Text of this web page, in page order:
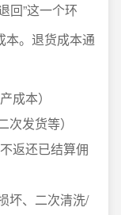
回”这一个环
本。退货成本通
成本）
发货等）
返还已结算佣
坏、二次清洗/